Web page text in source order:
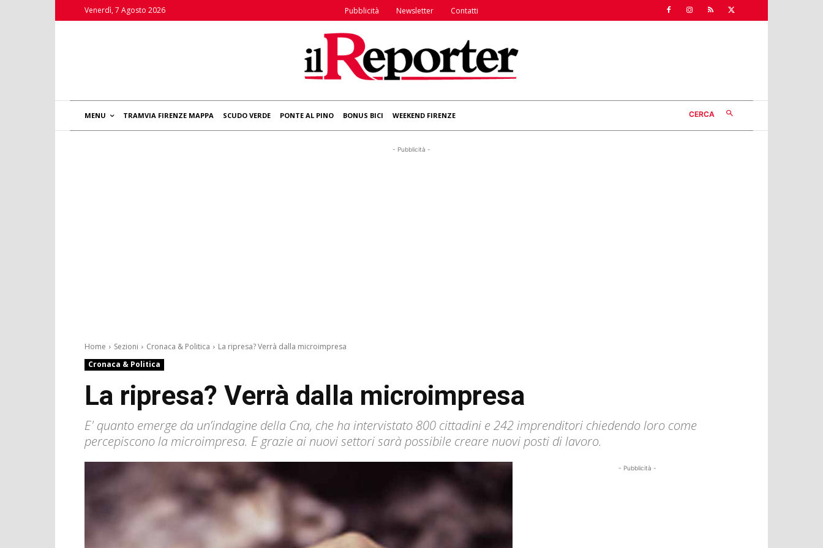
Venerdì, 7 Agosto 2026 Pubblicità Newsletter Contatti
MENU TRAMVIA FIRENZE MAPPA SCUDO VERDE PONTE AL PINO BONUS BICI WEEKEND FIRENZE CERCA
- Pubblicità -
Home Sezioni Cronaca & Politica
La ripresa? Verrà dalla microimpresa
Cronaca & Politica
La ripresa? Verrà dalla microimpresa
E' quanto emerge da un’indagine della Cna, che ha intervistato 800 cittadini e 242 imprenditori chiedendo loro come
percepiscono la microimpresa. E grazie ai nuovi settori sarà possibile creare nuovi posti di lavoro.
- Pubblicità -